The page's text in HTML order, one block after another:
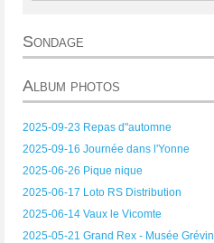
Sondage
Album photos
2025-09-23 Repas d"automne
2025-09-16 Journée dans l'Yonne
2025-06-26 Pique nique
2025-06-17 Loto RS Distribution
2025-06-14 Vaux le Vicomte
2025-05-21 Grand Rex - Musée Grévin